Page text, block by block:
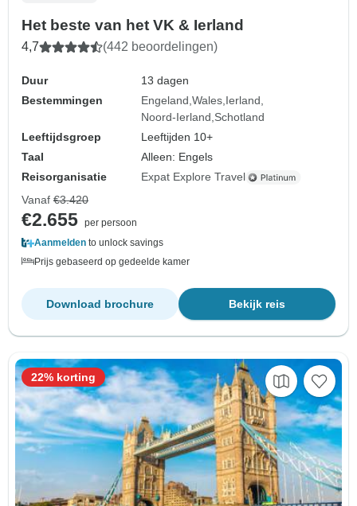
Het beste van het VK & Ierland
4,7 (442 beoordelingen)
Duur
13 dagen
Bestemmingen
Engeland Wales Ierland
Noord-Ierland Schotland
Leeftijdsgroep
Leeftijden 10+
Taal
Alleen: Engels
Reisorganisatie
Expat Explore Travel
Vanaf €3.420
€2.655 per persoon
Aanmelden to unlock savings
Prijs gebaseerd op gedeelde kamer
Bekijk reis
Download brochure
22% korting